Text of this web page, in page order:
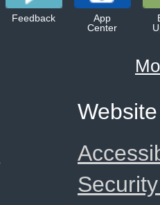
Feedback
App
Center
Website